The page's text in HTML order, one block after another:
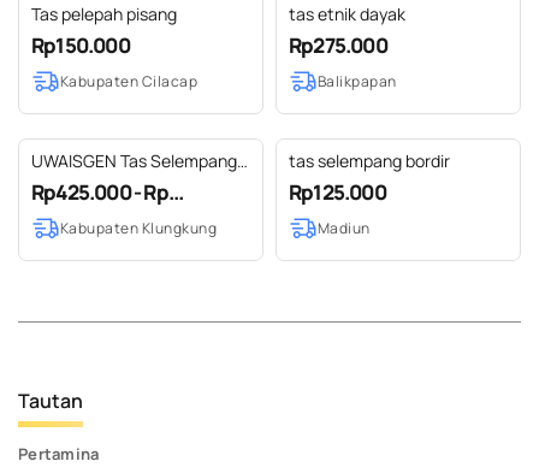
Tas pelepah pisang
Rp150.000
Kabupaten Cilacap
tas etnik dayak
Rp275.000
Balikpapan
UWAISGEN Tas Selempang
Wanita Basma Bag Goni
Tenun Endek Etnik Bali
Handmade
Rp425.000 - Rp...
Kabupaten Klungkung
tas selempang bordir
Rp125.000
Madiun
Tautan
Pertamina